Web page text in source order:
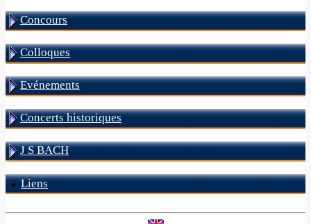
Concours
Colloques
Evénements
Concerts historiques
J S BACH
Liens